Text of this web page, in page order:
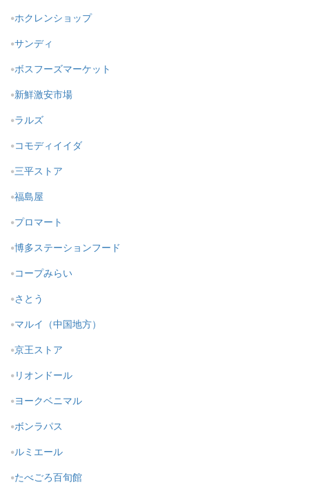
ホクレンショップ
サンディ
ボスフーズマーケット
新鮮激安市場
ラルズ
コモディイイダ
三平ストア
福島屋
プロマート
博多ステーションフード
コープみらい
さとう
マルイ（中国地方）
京王ストア
リオンドール
ヨークベニマル
ボンラパス
ルミエール
たべごろ百旬館